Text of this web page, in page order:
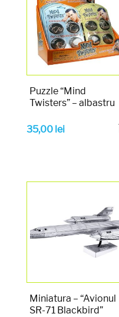
Puzzle “Mind
Twisters” – albastru
35,00 lei
Miniatura – “Avionul
SR-71 Blackbird”